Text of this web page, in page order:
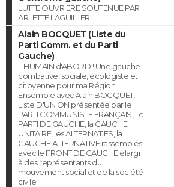
LUTTE OUVRIERE SOUTENUE PAR
ARLETTE LAGUILLER
Alain BOCQUET (Liste du
Parti Comm. et du Parti
Gauche)
L'HUMAIN d'ABORD ! Une gauche
combative, sociale, écologiste et
citoyenne pour ma Région.
Ensemble avec Alain BOCQUET.
Liste D'UNION présentée par le
PARTI COMMUNISTE FRANÇAIS, Le
PARTI DE GAUCHE, la GAUCHE
UNITAIRE, les ALTERNATIFS, la
GAUCHE ALTERNATIVE rassemblés
avec le FRONT DE GAUCHE élargi
à des représentants du
mouvement social et de la société
civile.